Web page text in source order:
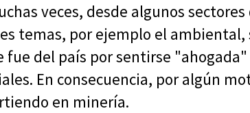
veces, desde algunos
temas, por ejemplo el ambiental,
fue del país por sentirse
En consecuencia, por algún
en minería.